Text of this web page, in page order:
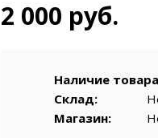
2 000 руб.
Наличие товара
Склад:
Магазин: